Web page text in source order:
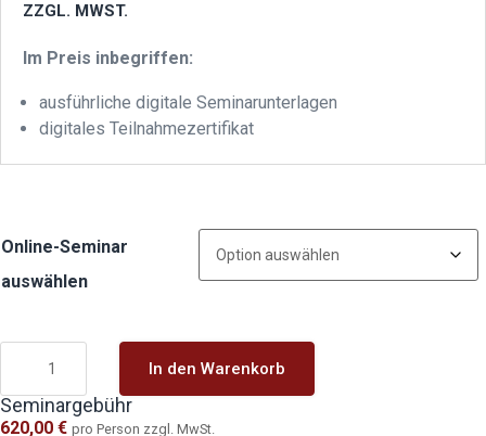
ZZGL. MWST.
Im Preis inbegriffen:
ausführliche digitale Seminarunterlagen
digitales Teilnahmezertifikat
Online-Seminar
auswählen
In den Warenkorb
Seminargebühr
620,00 € pro Person zzgl. MwSt.